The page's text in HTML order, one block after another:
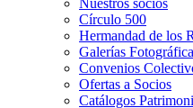
Círculo 500
Hermandad de los
Galerías
Convenios
Ofertas a Socios
Catálogos